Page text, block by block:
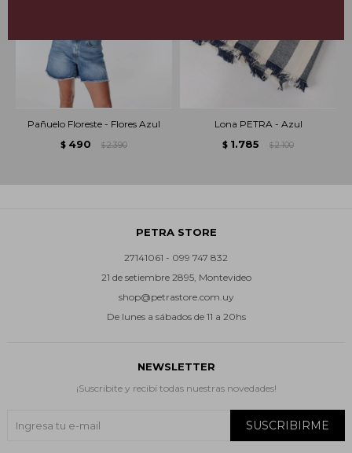
Pañuelo Floreste - Flores Azul
$ 490 $ 2.390
Lona PETRA - Azul
$ 1.785 $ 2.100
PETRA STORE
27141061 - 099 747 832
21 de setiembre 2895, Montevideo
shop@petrastore.com.uy
De lunes a sábados de 11 a 20hs
NEWSLETTER
¡Suscribite y recibí todas nuestras novedades!
SUSCRIBIRME